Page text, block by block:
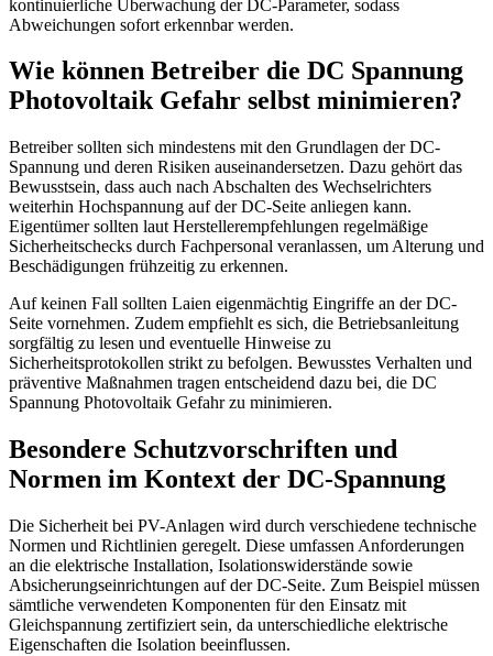
kontinuierliche Überwachung der DC-Parameter, sodass
Abweichungen sofort erkennbar werden.
Wie können Betreiber die DC Spannung
Photovoltaik Gefahr selbst minimieren?
Betreiber sollten sich mindestens mit den Grundlagen der DC-
Spannung und deren Risiken auseinandersetzen. Dazu gehört das
Bewusstsein, dass auch nach Abschalten des Wechselrichters
weiterhin Hochspannung auf der DC-Seite anliegen kann.
Eigentümer sollten laut Herstellerempfehlungen regelmäßige
Sicherheitschecks durch Fachpersonal veranlassen, um Alterung und
Beschädigungen frühzeitig zu erkennen.
Auf keinen Fall sollten Laien eigenmächtig Eingriffe an der DC-
Seite vornehmen. Zudem empfiehlt es sich, die Betriebsanleitung
sorgfältig zu lesen und eventuelle Hinweise zu
Sicherheitsprotokollen strikt zu befolgen. Bewusstes Verhalten und
präventive Maßnahmen tragen entscheidend dazu bei, die DC
Spannung Photovoltaik Gefahr zu minimieren.
Besondere Schutzvorschriften und
Normen im Kontext der DC-Spannung
Die Sicherheit bei PV-Anlagen wird durch verschiedene technische
Normen und Richtlinien geregelt. Diese umfassen Anforderungen
an die elektrische Installation, Isolationswiderstände sowie
Absicherungseinrichtungen auf der DC-Seite. Zum Beispiel müssen
sämtliche verwendeten Komponenten für den Einsatz mit
Gleichspannung zertifiziert sein, da unterschiedliche elektrische
Eigenschaften die Isolation beeinflussen.